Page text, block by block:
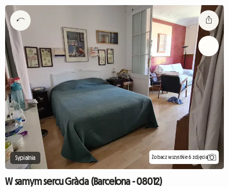
Sypialnia Zobacz wszystkie 6 zdjęcia
W samym sercu Gràcia (Barcelona - 08012)